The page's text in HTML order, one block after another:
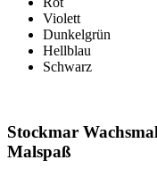
Violett
Dunkelgrün
Hellblau
Schwarz
Stockmar
Malspaß